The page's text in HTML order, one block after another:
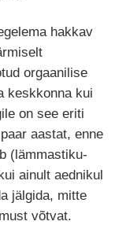
hakkav
orgaanilise
keskkonna kui
on see eriti
aastat, enne
(lämmastiku-
ainult aednikul
jälgida, mitte
võtvat.